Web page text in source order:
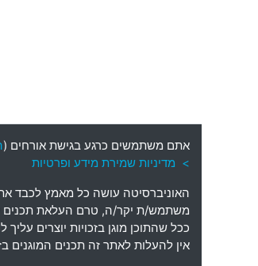
אתם משתמשים כרגע בגישת אורחים (
> מדיניות שמירת מידע ופרטיות
האוניברסיטה עושה כל מאמץ לכבד את
משתמש/ת יקר/ה, טרם העלאת תכנים
ככל שהתוכן מוגן בזכויות יוצרים
אין להעלות לאתר זה תכנים המוגנים